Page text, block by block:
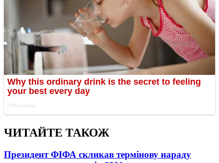
ЧИТАЙТЕ ТАКОЖ
Президент ФІФА скликав термінову нараду